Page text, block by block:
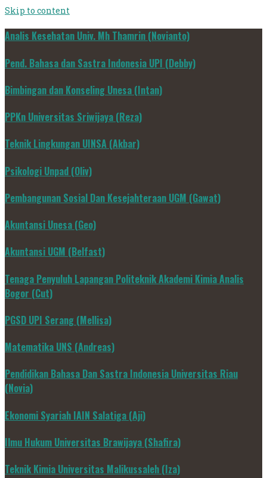
Skip to content
Analis Kesehatan Univ. Mh Thamrin (Novianto)
Pend. Bahasa dan Sastra Indonesia UPI (Debby)
Bimbingan dan Konseling Unesa (Intan)
PPKn Universitas Sriwijaya (Reza)
Teknik Lingkungan UINSA (Akbar)
Psikologi Unpad (Oliv)
Pembangunan Sosial Dan Kesejahteraan UGM (Gawat)
Akuntansi Unesa (Geo)
Akuntansi UGM (Belfast)
Tenaga Penyuluh Lapangan Politeknik Akademi Kimia Analis
Bogor (Cut)
PGSD UPI Serang (Mellisa)
Matematika UNS (Andreas)
Pendidikan Bahasa Dan Sastra Indonesia Universitas Riau
(Novia)
Ekonomi Syariah IAIN Salatiga (Aji)
Ilmu Hukum Universitas Brawijaya (Shafira)
Teknik Kimia Universitas Malikussaleh (Iza)